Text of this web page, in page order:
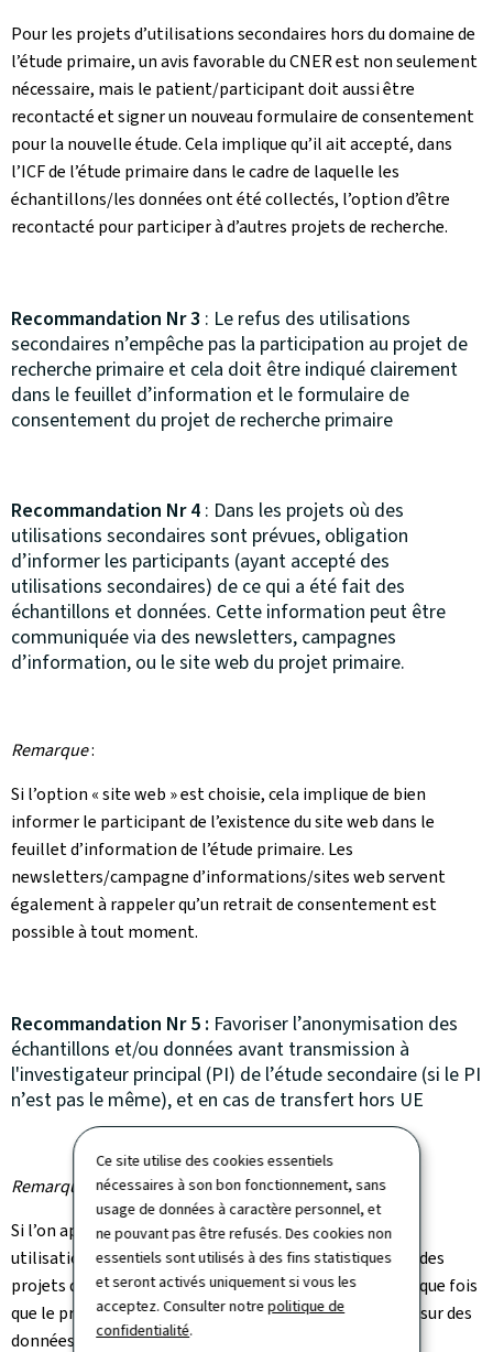
Ce site utilise des cookies essentiels
nécessaires à son bon fonctionnement, sans
usage de données à caractère personnel, et
ne pouvant pas être refusés. Des cookies non
essentiels sont utilisés à des fins statistiques
et seront activés uniquement si vous les
acceptez. Consulter notrepolitique de
confidentialité.
Pour les projets d’utilisations secondaires hors du domaine de
l’étude primaire, un avis favorable du CNER est non seulement
nécessaire, mais le patient/participant doit aussi être
recontacté et signer un nouveau formulaire de consentement
pour la nouvelle étude. Cela implique qu’il ait accepté, dans
l’ICF de l’étude primaire dans le cadre de laquelle les
échantillons/les données ont été collectés, l’option d’être
recontacté pour participer à d’autres projets de recherche.
Recommandation Nr 3 : Le refus des utilisations
secondaires n’empêche pas la participation au projet de
recherche primaire et cela doit être indiqué clairement
dans le feuillet d’information et le formulaire de
consentement du projet de recherche primaire
Recommandation Nr 4 : Dans les projets où des
utilisations secondaires sont prévues, obligation
d’informer les participants (ayant accepté des
utilisations secondaires) de ce qui a été fait des
échantillons et données. Cette information peut être
communiquée via des newsletters, campagnes
d’information, ou le site web du projet primaire.
Remarque:
Si l’option « site web » est choisie, cela implique de bien
informer le participant de l’existence du site web dans le
feuillet d’information de l’étude primaire. Les
newsletters/campagne d’informations/sites web servent
également à rappeler qu’un retrait de consentement est
possible à tout moment.
Recommandation Nr 5 : Favoriser l’anonymisation des
échantillons et/ou données avant transmission à
l'investigateur principal (PI) de l’étude secondaire (si le PI
n’est pas le même), et en cas de transfert hors UE
Remarque :
Si l’on applique l’article 89 du RGPD à la question des
utilisations secondaires de données de recherche pour des
projets de recherche secondaires, il en ressort que, chaque fois
que le projet de recherche secondaire peut être réalisé sur des
données anonymisées plutôt que pseudonymisées, les